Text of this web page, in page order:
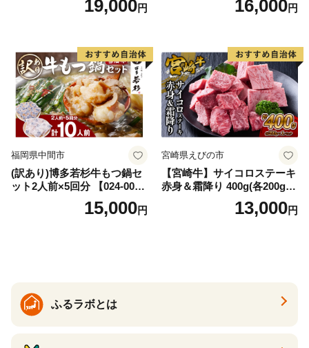
19,000円 16,000円
福岡県中間市
(訳あり)博多若杉牛もつ鍋セ
ット2人前×5回分 【024-002
15,000円
宮崎県えびの市
【宮崎牛】サイコロステーキ
赤身＆霜降り 400g(各200g×
１P 計2P) 真空パック 冷凍
13,000円
ふるラボとは